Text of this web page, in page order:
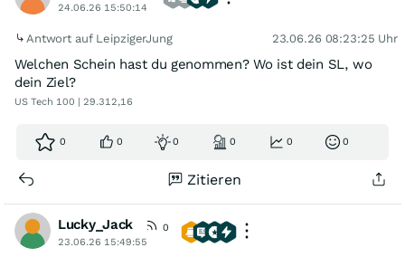
24.06.26 15:50:14
Antwort auf LeipzigerJung 23.06.26 08:23:25 Uhr
Welchen Schein hast du genommen? Wo ist dein SL, wo
dein Ziel?
US Tech 100 | 29.312,16
0 0 0 0 0 0
Zitieren
Lucky_Jack
0
23.06.26 15:49:55